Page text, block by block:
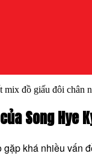
mix đồ giấu đôi chân
Song Hye
khá nhiều vấn